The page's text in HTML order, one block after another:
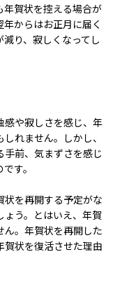
年賀状を控える場合が
からはお正月に届く
り、寂しくなってし
感や寂しさを感じ、年
れません。しかし、
手前、気まずさを感じ
す。
状を再開する予定がな
ょう。とはいえ、年賀
。年賀状を再開した
賀状を復活させた理由